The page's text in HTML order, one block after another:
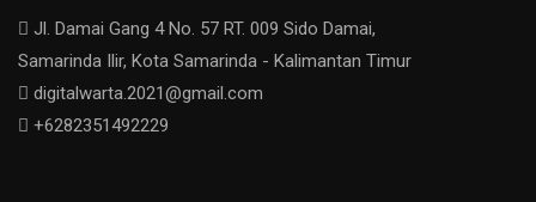
Jl. Damai Gang 4 No. 57 RT. 009 Sido Damai,
Samarinda Ilir, Kota Samarinda - Kalimantan Timur
digitalwarta.2021@gmail.com
+6282351492229